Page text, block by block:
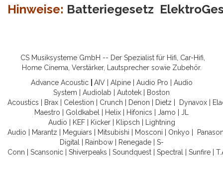
Hinweise: Batteriegesetz
CS Musiksysteme GmbH -- Der Spezialist für Hifi, Car-Hifi,
Home Cinema, Verstärker, Lautsprecher sowie Zubehör.
Advance Acoustic
AIV| Alpine| Audio Pro
Audio
System
Audiolab Autotek
Boston
Acoustics
Brax Celestion Crunch Denon Dietz Dynavox
Maestro
Goldkabel Helix Hifonics Jamo
JL
Audio
KEF| Kicker| Klipsch
Lightning
Audio
Marantz Meguiars Mitsubishi Mosconi Onkyo
Digital
Rainbow| Renegade| S-
Conn
Scansonic Shiverpeaks Soundquest Spectral Sunfire